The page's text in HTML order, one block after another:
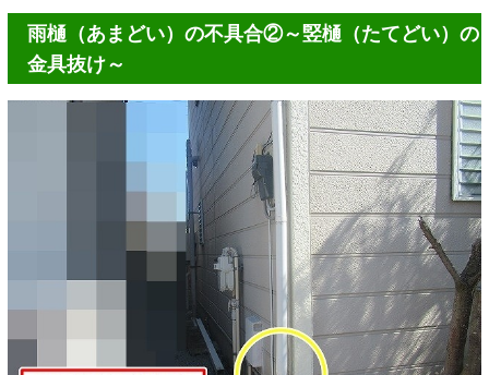
雨樋（あまどい）の不具合②～竪樋（たてどい）の
金具抜け～